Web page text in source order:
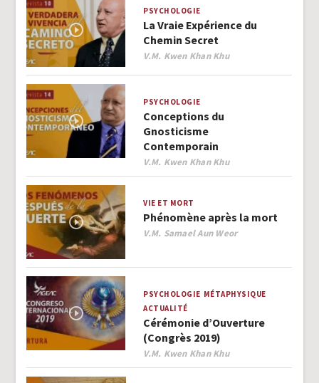
PSYCHOLOGIE
La Vraie Expérience du
Chemin Secret
Author
V.M. Kwen Khan Khu
PSYCHOLOGIE
Conceptions du
Gnosticisme
Contemporain
Author
V.M. Kwen Khan Khu
VIE ET MORT
Phénomène après la mort
Author
V.M. Samael Aun Weor
PSYCHOLOGIE MÉTAPHYSIQUE
ACTUALITÉ
Cérémonie d’Ouverture
(Congrès 2019)
Author
V.M. Kwen Khan Khu